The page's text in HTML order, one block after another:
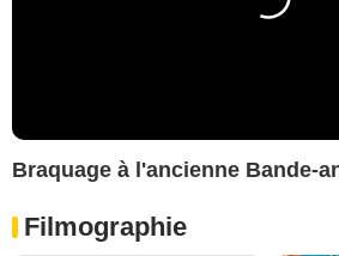
Braquage à l'ancienne Bande-
Filmographie